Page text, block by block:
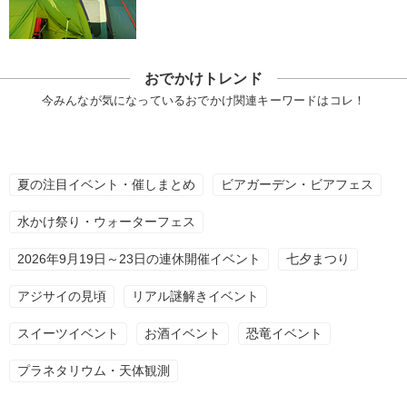
おでかけトレンド
今みんなが気になっているおでかけ関連キーワードはコレ！
夏の注目イベント・催しまとめ ビアガーデン・ビアフェス
水かけ祭り・ウォーターフェス
2026年9月19日～23日の連休開催イベント 七夕まつり
アジサイの見頃 リアル謎解きイベント
スイーツイベント お酒イベント 恐竜イベント
プラネタリウム・天体観測